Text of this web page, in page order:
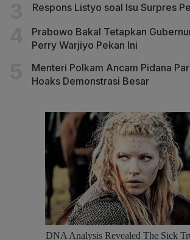
Respons Listyo soal Isu Surpres
Prabowo Bakal Tetapkan
Perry Warjiyo Pekan Ini
Menteri Polkam Ancam Pidana
Hoaks Demonstrasi Besar